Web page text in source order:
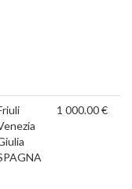
1 000.00 €